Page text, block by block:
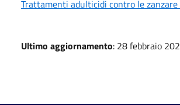
Trattamenti adulticidi contro le
Ultimo aggiornamento: 28 febbraio